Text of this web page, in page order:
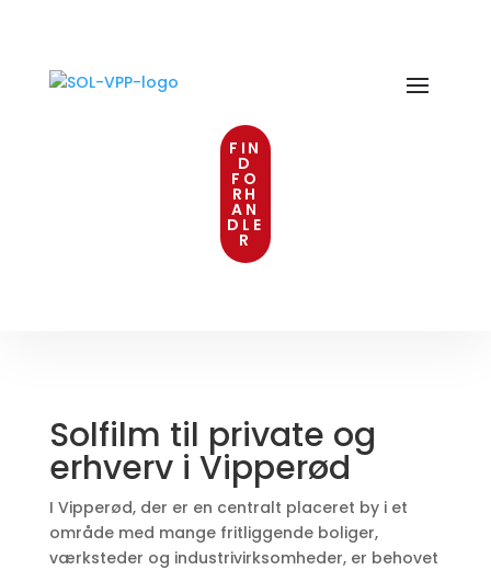
FIN
D
FO
RH
AN
DLE
R
Solfilm til private og
erhverv i Vipperød
I Vipperød, der er en centralt placeret by i et
område med mange fritliggende boliger,
værksteder og industrivirksomheder, er behovet